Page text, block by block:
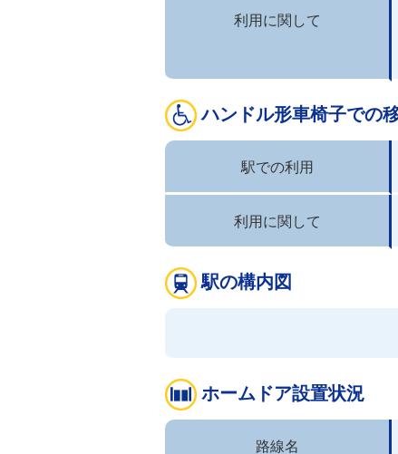
利用に関して
ハンドル形車椅子での
駅での利用
利用に関して
駅の構内図
ホームドア設置状況
路線名